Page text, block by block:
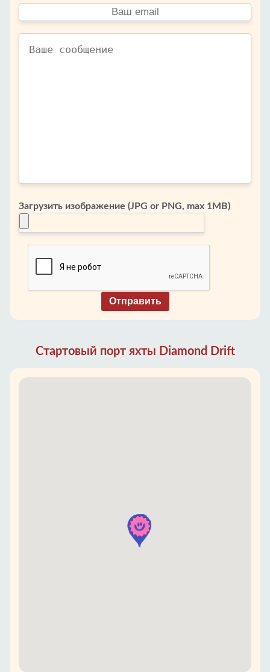
Загрузить изображение (JPG or PNG, max 1MB)
Отправить
Стартовый порт яхты Diamond Drift